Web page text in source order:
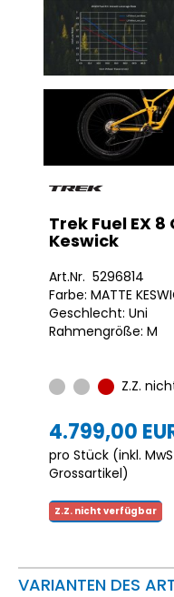
Trek Fuel EX 8
Keswick
Art.Nr. 5296814
Farbe: MATTE
Geschlecht: Uni
Rahmengröße: M
Z.Z.
4.799,00
pro Stück (inkl.
Grossartikel)
Z.Z. nicht verfügbar
VARIANTEN DES